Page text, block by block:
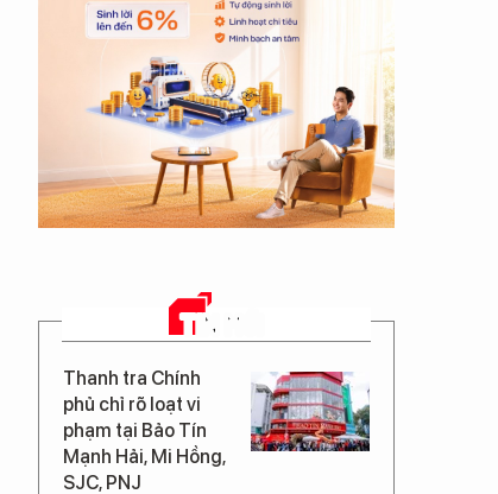
TIN MỚI
Thanh tra Chính
phủ chỉ rõ loạt vi
phạm tại Bảo Tín
Mạnh Hải, Mi Hồng,
SJC, PNJ